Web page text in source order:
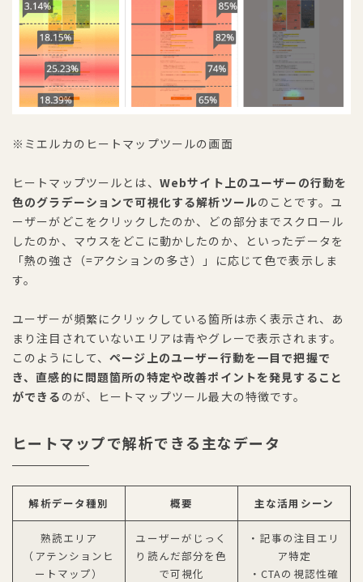
※ミエルカのヒートマップツールの画面
ヒートマップツールとは、 Webサイト上のユーザーの行動を
色のグラデーションで可視化する解析ツールのことです。ユ
ーザーがどこをクリックしたのか、どの部分までスクロール
したのか、マウスをどこに動かしたのか、といったデータを
「熱の強さ（=アクションの多さ）」に応じて色で表示しま
す。
ユーザーが頻繁にクリックしている箇所は赤く表示され、あ
まり注目されていないエリアは青やグレーで表示されます。
このようにして、ページ上のユーザー行動を一目で把握で
き、直感的に問題箇所の特定や改善ポイントを発見すること
ができる のが、ヒートマップツール最大の特徴です。
ヒートマップで解析できる主なデータ
解析データ種別 概要 主な活用シーン
熟読エリア
（アテンションヒ
ートマップ）
ユーザーがじっく
り読んだ部分を色
で可視化
・記事の注目エリ
ア特定
・CTAの視認性確